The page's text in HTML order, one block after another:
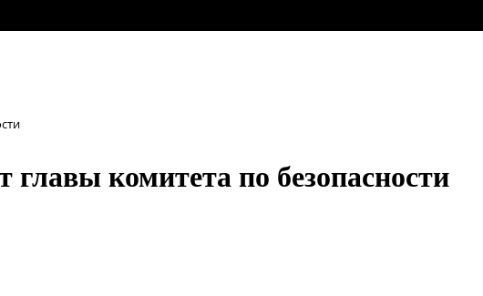
комитета по безопасности